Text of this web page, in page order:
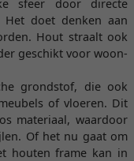
sfeer door directe
doet denken aan
Hout straalt ook
geschikt voor woon-
grondstof, die ook
of vloeren. Dit
materiaal, waardoor
Of het nu gaat om
houten frame kan in